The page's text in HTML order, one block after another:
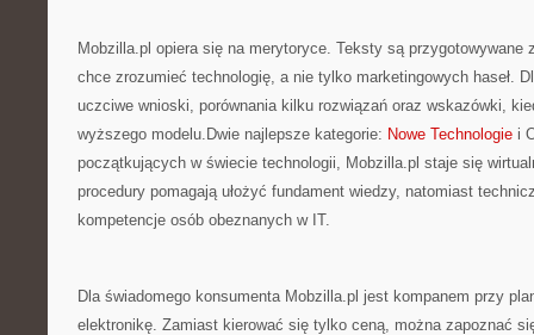
Mobzilla.pl opiera się na merytoryce. Teksty są przygotowywane
chce zrozumieć technologię, a nie tylko marketingowych haseł.
uczciwe wnioski, porównania kilku rozwiązań oraz wskazówki,
wyższego modelu.Dwie najlepsze kategorie: Nowe Technologie i
początkujących w świecie technologii, Mobzilla.pl staje się
procedury pomagają ułożyć fundament wiedzy, natomiast
kompetencje osób obeznanych w IT.
Dla świadomego konsumenta Mobzilla.pl jest kompanem przy
elektronikę. Zamiast kierować się tylko ceną, można zapoznać